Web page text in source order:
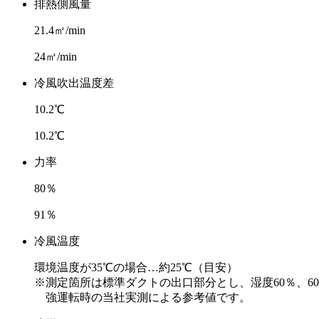
排熱側風量
21.4㎥/min
24㎥/min
冷風吹出温度差
10.2℃
10.2℃
力率
80％
91％
冷風温度
環境温度が35℃の場合…約25℃（目安）
※測定箇所は標準ダクトの出口部分とし、湿度60％、
強運転時の当社実測による参考値です。